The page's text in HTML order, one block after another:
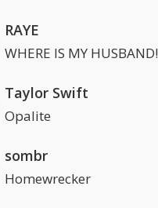
RAYE
WHERE IS MY HUSBAND!
Taylor Swift
Opalite
sombr
Homewrecker